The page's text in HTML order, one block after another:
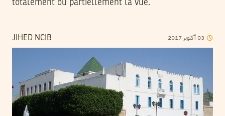
totalement ou partiellement la vue.
JIHED NCIB 03أكتوبر 2017